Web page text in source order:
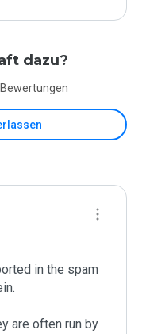
dazu?
in the spam
are often run by